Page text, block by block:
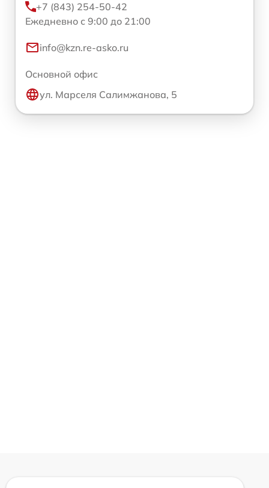
+7 (843) 254-50-42
Ежедневно с 9:00 до 21:00
info@kzn.re-asko.ru
Основной офис
ул. Марселя Салимжанова, 5